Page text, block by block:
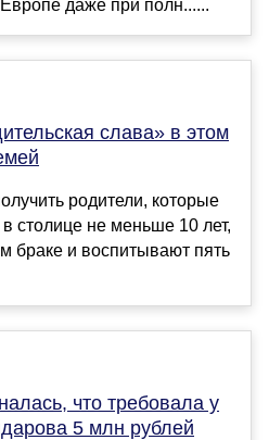
даже при полн......
слава» в этом
родители, которые
столице не меньше 10 лет,
браке и воспитывают пять
что требовала у
5 млн рублей